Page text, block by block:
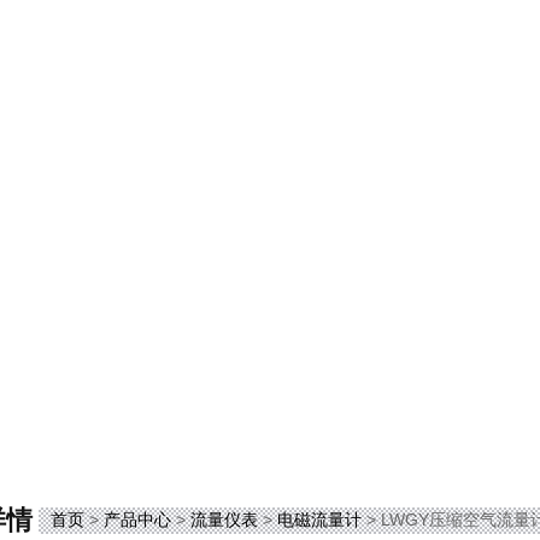
情 首页>产品中心>流量仪表>电磁流量计> LWGY压缩空气流量